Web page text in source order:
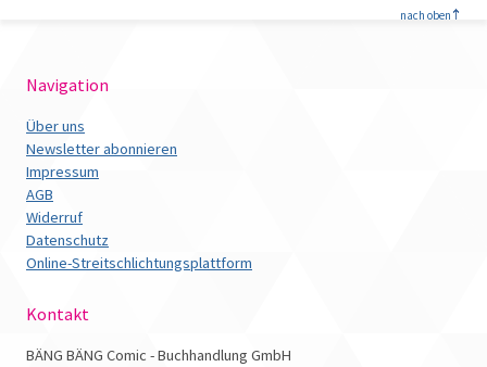
nach oben
Navigation
Über uns
Newsletter abonnieren
Impressum
AGB
Widerruf
Datenschutz
Online-Streitschlichtungsplattform
Kontakt
BÄNG BÄNG Comic - Buchhandlung GmbH